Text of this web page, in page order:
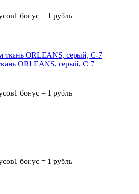
1 бонус = 1 рубль
ORLEANS, серый, C-7
1 бонус = 1 рубль
1 бонус = 1 рубль